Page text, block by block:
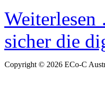
sicher die
Copyright © 2026 ECo-C